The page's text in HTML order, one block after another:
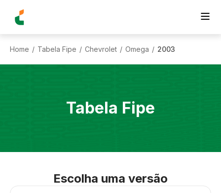
Home / Tabela Fipe / Chevrolet / Omega / 2003
Tabela Fipe
Escolha uma versão